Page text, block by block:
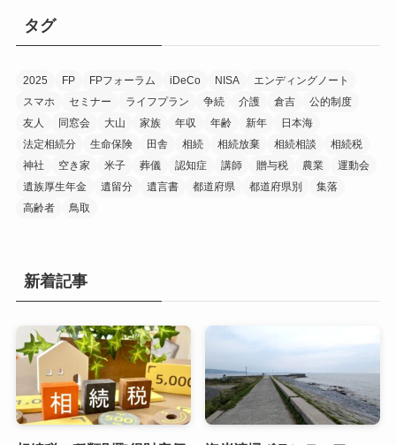
ー
タグ
2025 FP FPフォーラム iDeCo NISA
エンディングノート
スマホ
セミナー ライフプラン 争続 介護 倉吉
公的制度
友人
同窓会 大山 家族 年収 年齢 新年
日本海
法定相続分
生命保険 田舎 相続 相続放棄 相続相談
相続税
神社
空き家 米子 葬儀 認知症 講師 贈与税 農業
運動会
遺族厚生年金
遺留分 遺言書 都道府県 都道府県別
集落
高齢者
鳥取
新着記事